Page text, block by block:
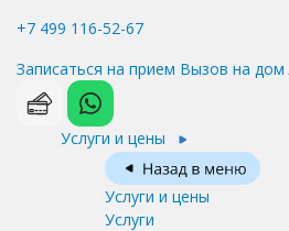
+7 499 116-52-67
Записаться на прием Вызов на дом
Услуги и цены
Услуги и цены
Услуги